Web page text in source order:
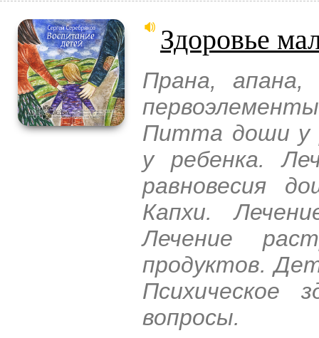
Здоровье
Прана,
Питта доши у
у ребенка.
равновесия
Капхи.
Лечение
продуктов.
Психическое
вопросы.